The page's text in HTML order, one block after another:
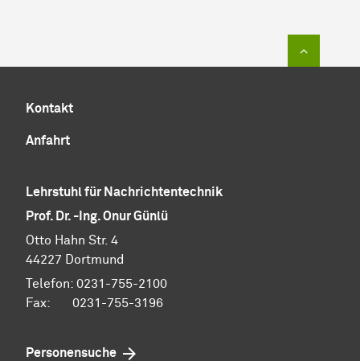
Kontakt
Anfahrt
Lehrstuhl für Nachrichtentechnik
Prof. Dr. -Ing. Onur Günlü
Otto Hahn Str. 4
44227 Dortmund
Telefon: 0231-755-2100
Fax: 0231-755-3196
Personensuche